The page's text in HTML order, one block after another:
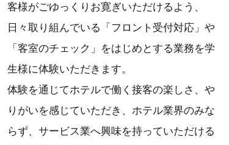
客様がごゆっくりお寛ぎいただけるよう、
日々取り組んでいる「フロント受付対応」や
「客室のチェック」をはじめとする業務を学
生様に体験いただきます。
体験を通じてホテルで働く接客の楽しさ、や
りがいを感じていただき、ホテル業界のみな
らず、サービス業へ興味を持っていただける